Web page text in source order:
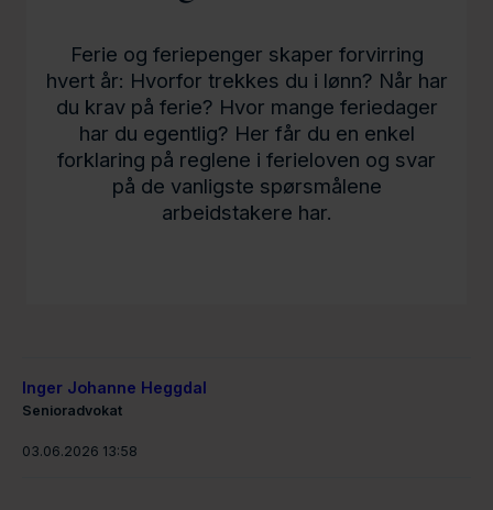
Ferie og feriepenger skaper forvirring
hvert år: Hvorfor trekkes du i lønn? Når har
du krav på ferie? Hvor mange feriedager
har du egentlig? Her får du en enkel
forklaring på reglene i ferieloven og svar
på de vanligste spørsmålene
arbeidstakere har.
Inger Johanne Heggdal
Senioradvokat
03.06.2026 13:58